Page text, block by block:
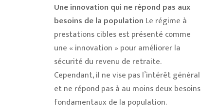
Une innovation qui ne répond pas aux
besoins de la population Le régime à
prestations cibles est présenté comme
une « innovation » pour améliorer la
sécurité du revenu de retraite.
Cependant, il ne vise pas l’intérêt général
et ne répond pas à au moins deux besoins
fondamentaux de la population.